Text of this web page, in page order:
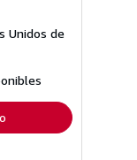
Unidos de